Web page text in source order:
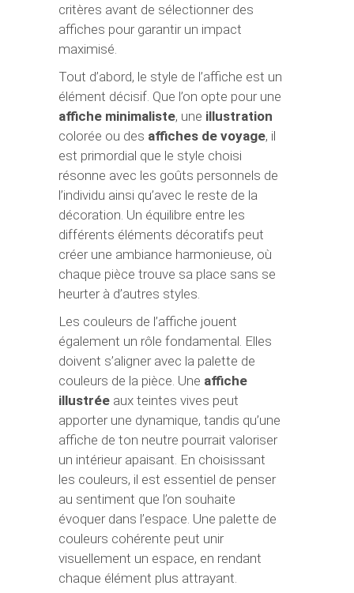
critères avant de sélectionner des
affiches pour garantir un impact
maximisé.
Tout d’abord, le style de l’affiche est un
élément décisif. Que l’on opte pour une
affiche minimaliste, une illustration
colorée ou des affiches de voyage, il
est primordial que le style choisi
résonne avec les goûts personnels de
l’individu ainsi qu’avec le reste de la
décoration. Un équilibre entre les
différents éléments décoratifs peut
créer une ambiance harmonieuse, où
chaque pièce trouve sa place sans se
heurter à d’autres styles.
Les couleurs de l’affiche jouent
également un rôle fondamental. Elles
doivent s’aligner avec la palette de
couleurs de la pièce. Une affiche
illustrée aux teintes vives peut
apporter une dynamique, tandis qu’une
affiche de ton neutre pourrait valoriser
un intérieur apaisant. En choisissant
les couleurs, il est essentiel de penser
au sentiment que l’on souhaite
évoquer dans l’espace. Une palette de
couleurs cohérente peut unir
visuellement un espace, en rendant
chaque élément plus attrayant.